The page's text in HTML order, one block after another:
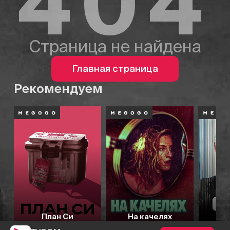
Страница не найдена
Главная страница
Рекомендуем
План Си На качелях